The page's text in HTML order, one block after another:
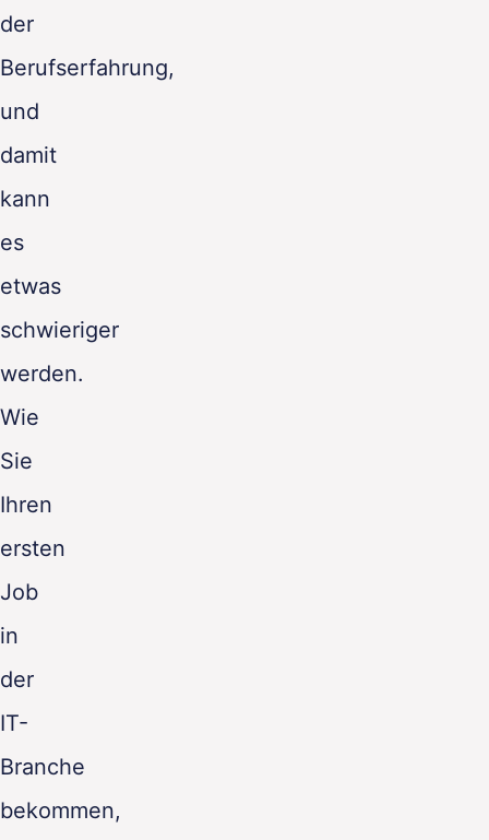
der
Berufserfahrung,
und
damit
kann
es
etwas
schwieriger
werden.
Wie
Sie
Ihren
ersten
Job
in
der
IT-
Branche
bekommen,